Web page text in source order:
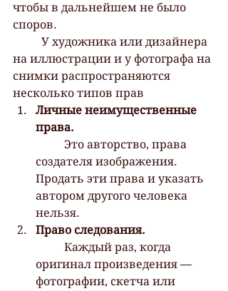
чтобы в дальнейшем не было
споров.
на иллюстрации и у фотографа на
снимки распространяются
несколько типов прав
Личные неимущественные
права.
создателя изображения.
Продать эти права и указать
автором другого человека
нельзя.
Право следования.
оригинал произведения —
фотографии, скетча или